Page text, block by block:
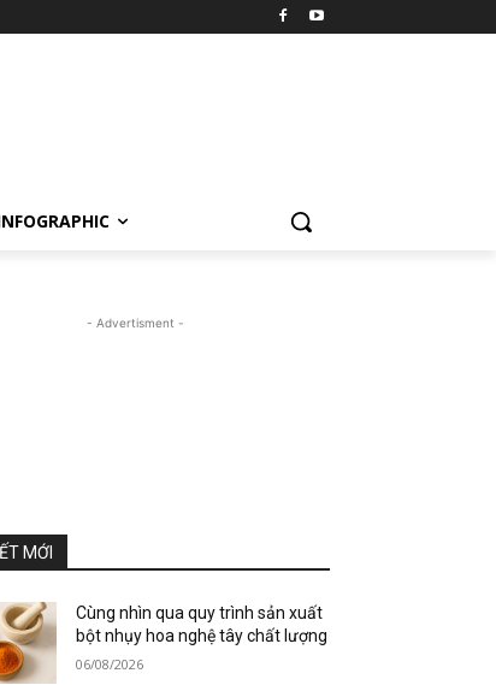
- Advertisment -
MỚI
Cùng nhìn qua quy trình sản xuất
bột nhụy hoa nghệ tây chất lượng
06/08/2026